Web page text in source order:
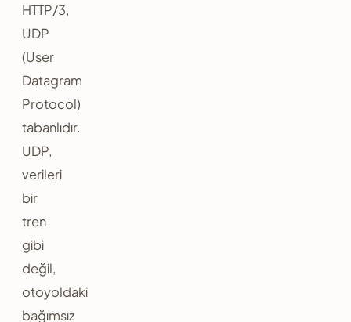
HTTP/3,
UDP
(User
Datagram
Protocol)
tabanlıdır.
UDP,
verileri
bir
tren
gibi
değil,
otoyoldaki
bağımsız